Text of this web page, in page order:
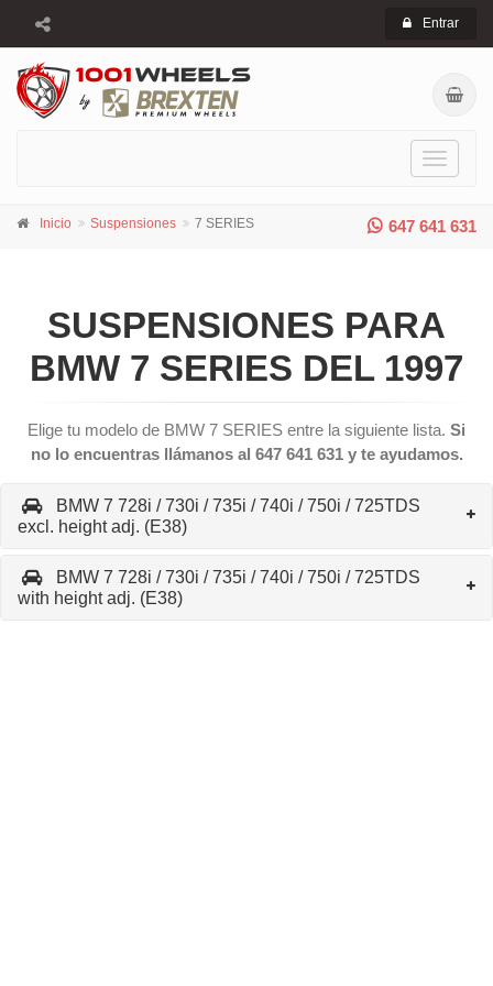
Entrar
Toggle
647 641 631
Inicio Suspensiones 7 SERIES
SUSPENSIONES PARA
BMW 7 SERIES DEL 1997
Elige tu modelo de BMW 7 SERIES entre la siguiente lista. Si
no lo encuentras llámanos al 647 641 631 y te ayudamos.
BMW 7 728i / 730i / 735i / 740i / 750i / 725TDS
excl. height adj. (E38)
BMW 7 728i / 730i / 735i / 740i / 750i / 725TDS
with height adj. (E38)